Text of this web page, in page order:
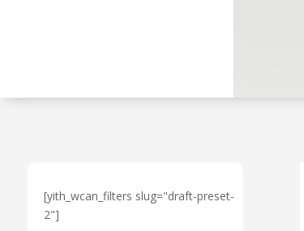
[yith_wcan_filters slug="draft-preset-
2"]